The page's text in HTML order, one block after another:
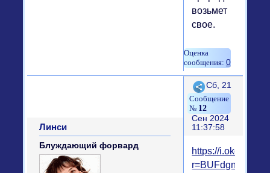
возьмет
свое.
0
Поделиться
12
Сб, 21
Сен 2024
11:37:58
Линси
Блуждающий форвард
https://i.okcdn.ru/